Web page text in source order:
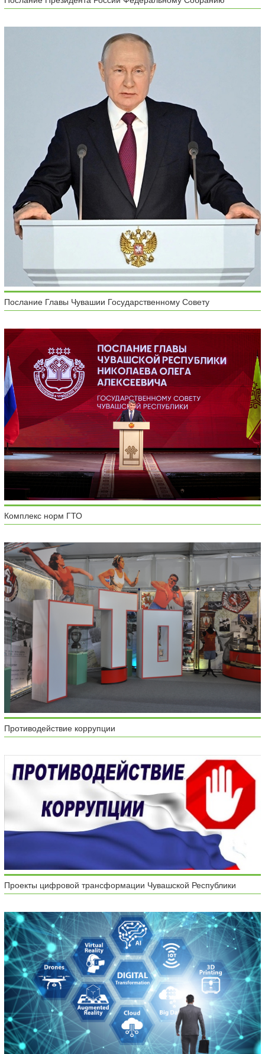
Послание Главы Чувашии Государственному Совету
Комплекс норм ГТО
Противодействие коррупции
Проекты цифровой трансформации Чувашской Республики